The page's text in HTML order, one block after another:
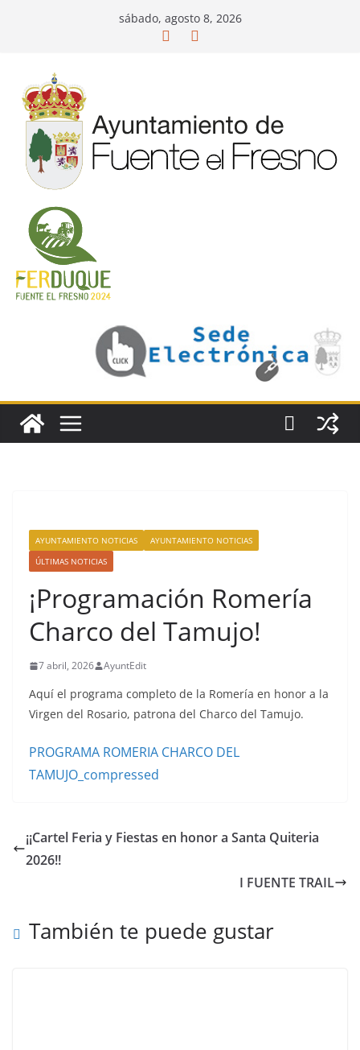
sábado, agosto 8, 2026
AYUNTAMIENTO NOTICIAS
AYUNTAMIENTO NOTICIAS
ÚLTIMAS NOTICIAS
¡Programación Romería
Charco del Tamujo!
7 abril, 2026 AyuntEdit
Aquí el programa completo de la Romería en honor a la
Virgen del Rosario, patrona del Charco del Tamujo.
PROGRAMA ROMERIA CHARCO DEL
TAMUJO_compressed
¡¡Cartel Feria y Fiestas en honor a Santa Quiteria
2026!!
I FUENTE TRAIL
También te puede gustar